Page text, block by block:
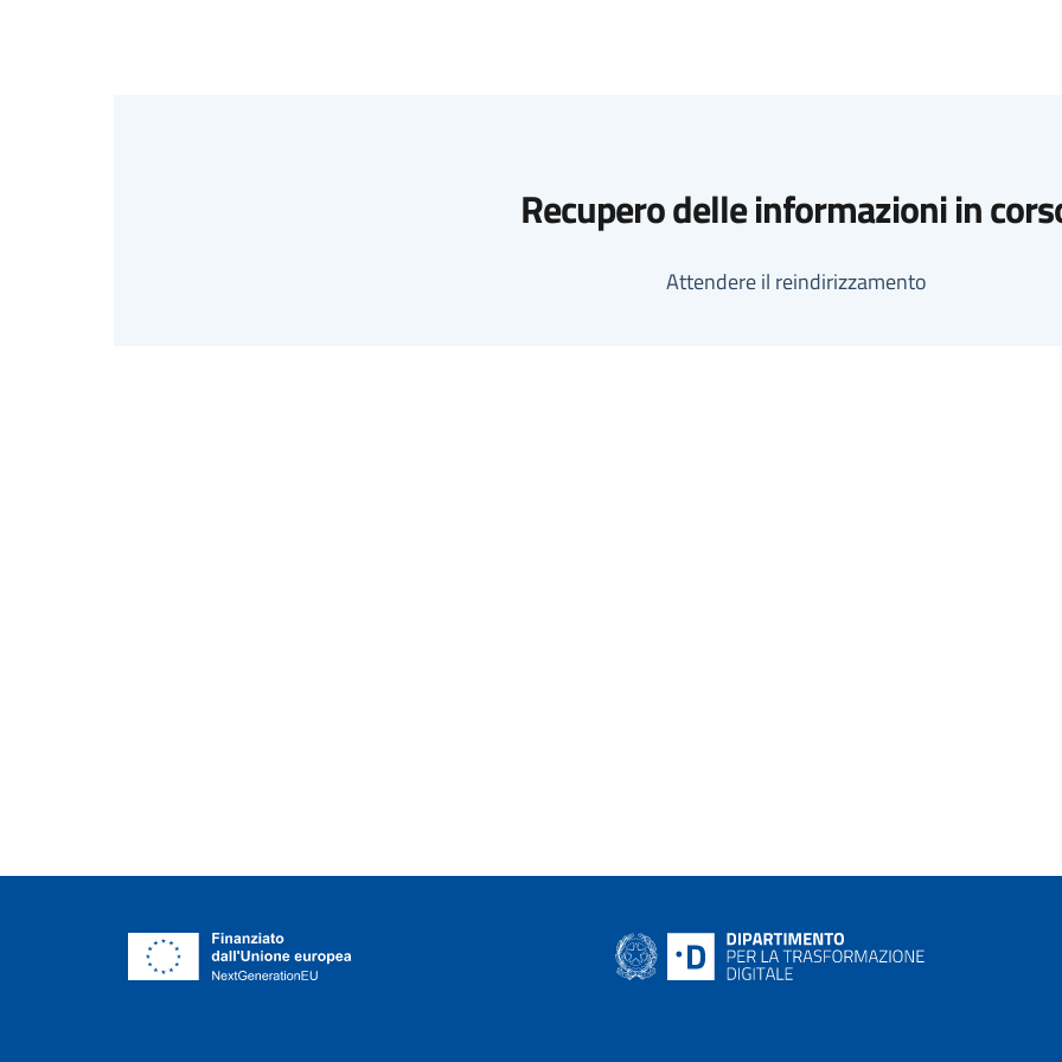
Recupero delle informazioni in
Attendere il reindirizzamento